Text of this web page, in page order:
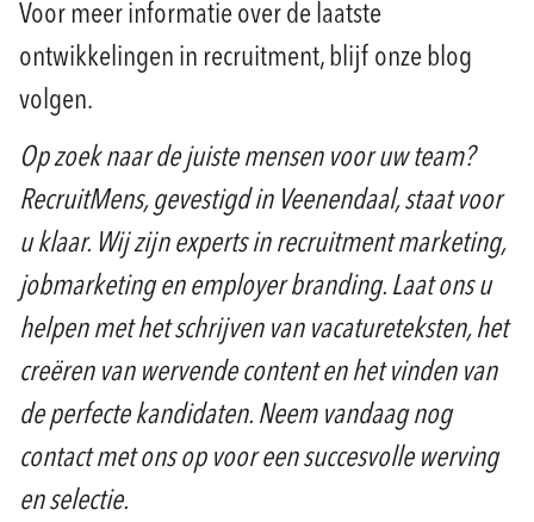
Voor meer informatie over de laatste
ontwikkelingen in recruitment, blijf onze blog
volgen.
Op zoek naar de juiste mensen voor uw team?
RecruitMens, gevestigd in Veenendaal, staat voor
u klaar. Wij zijn experts in recruitment marketing,
jobmarketing en employer branding. Laat ons u
helpen met het schrijven van vacatureteksten, het
creëren van wervende content en het vinden van
de perfecte kandidaten. Neem vandaag nog
contact met ons op voor een succesvolle werving
en selectie.